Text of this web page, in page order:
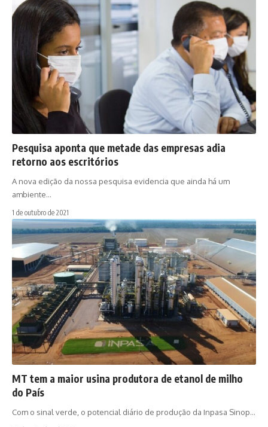
Pesquisa aponta que metade das empresas adia
retorno aos escritórios
A nova edição da nossa pesquisa evidencia que ainda há um
ambiente…
1 de outubro de 2021
MT tem a maior usina produtora de etanol de milho
do País
Com o sinal verde, o potencial diário de produção da Inpasa Sinop…